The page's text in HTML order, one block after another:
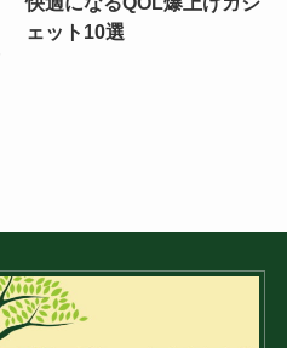
ェット10選